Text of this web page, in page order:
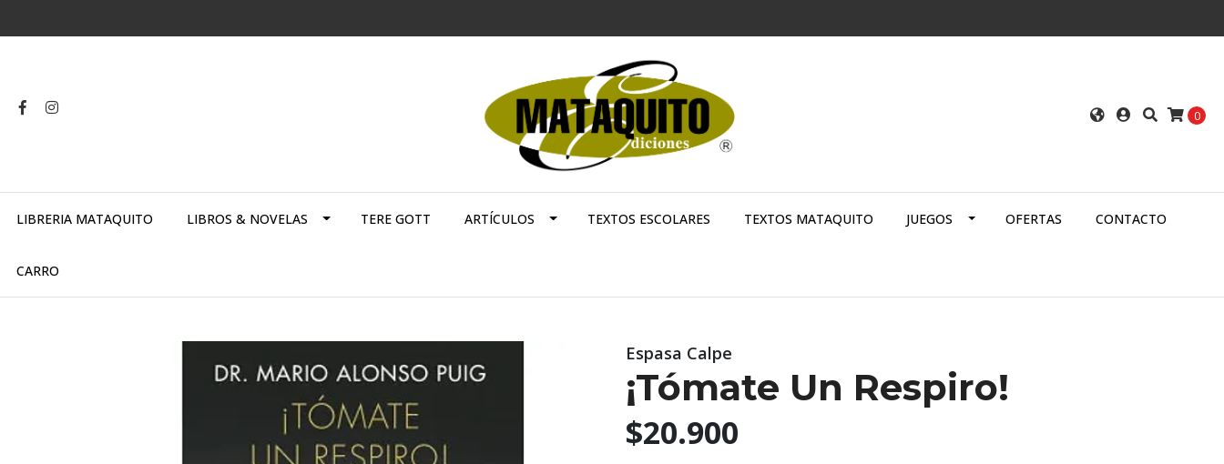
0
LIBRERIA MATAQUITO LIBROS & NOVELAS TERE GOTT ARTÍCULOS TEXTOS ESCOLARES TEXTOS MATAQUITO JUEGOS OFERTAS CONTACTO
CARRO
Espasa Calpe
¡Tómate Un Respiro!
$20.900